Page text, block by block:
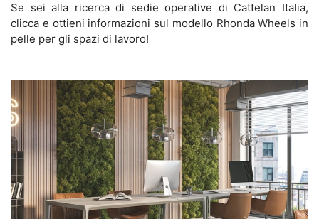
Se sei alla ricerca di sedie operative di Cattelan Italia,
clicca e ottieni informazioni sul modello Rhonda Wheels in
pelle per gli spazi di lavoro!